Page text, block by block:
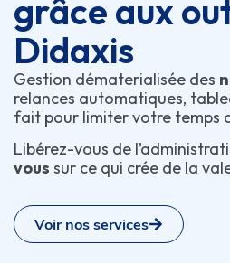
grâce aux
Didaxis
Gestion dématerialisée des
relances automatiques,
fait pour limiter votre temps
Libérez-vous de
vous sur ce qui crée de la
Voir nos services